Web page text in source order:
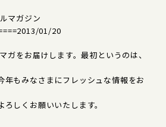
マガジン
01/20
ガをお届けします。最初というのは、
年もみなさまにフレッシュな情報をお
しくお願いいたします。